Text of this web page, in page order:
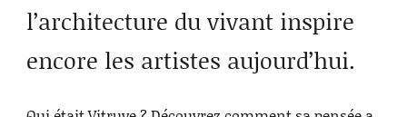
l’architecture du vivant inspire
encore les artistes aujourd’hui.